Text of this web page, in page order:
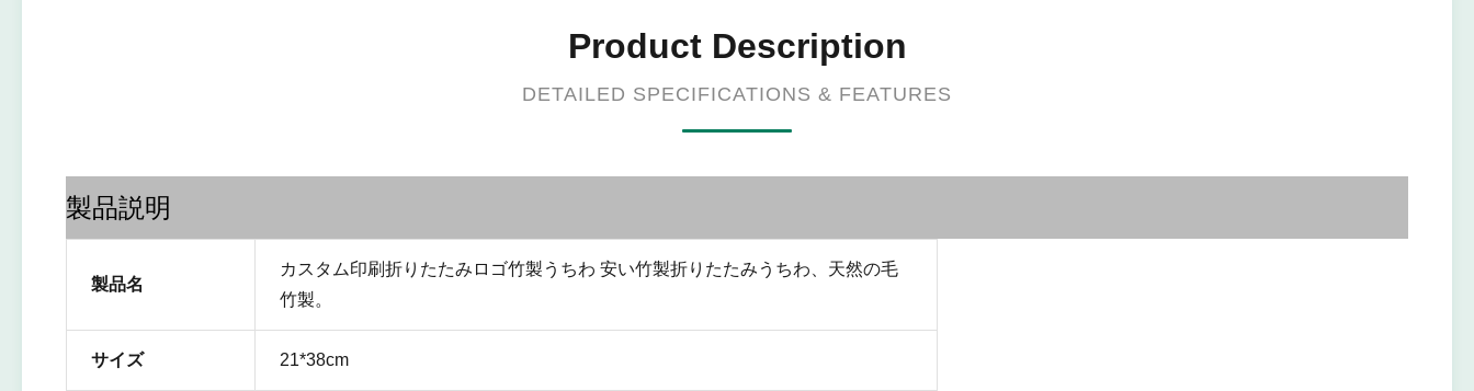
Product Description
DETAILED SPECIFICATIONS & FEATURES
製品説明
製品名
カスタム印刷折りたたみロゴ竹製うちわ 安い竹製折りたたみうちわ、天然の毛
竹製。
サイズ 21*38cm